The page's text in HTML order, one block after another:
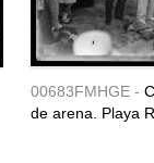
00683FMHGE -
de arena. Playa